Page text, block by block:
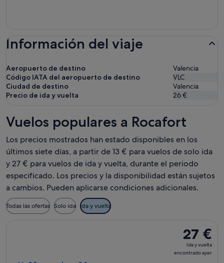
Información del viaje
Aeropuerto de destino
Valencia
Código IATA del aeropuerto de destino
VLC
Ciudad de destino
Valencia
Precio de ida y vuelta
26 €
Vuelos populares a Rocafort
Los precios mostrados han estado disponibles en los
últimos siete días, a partir de 13 € para vuelos de solo ida
y 27 € para vuelos de ida y vuelta, durante el periodo
especificado. Los precios y la disponibilidad están sujetos
a cambios. Pueden aplicarse condiciones adicionales.
Todas las ofertas Solo ida Ida y vuelta
27 €
Ida
y
27 €
Ida y vuelta
encontrado ayer